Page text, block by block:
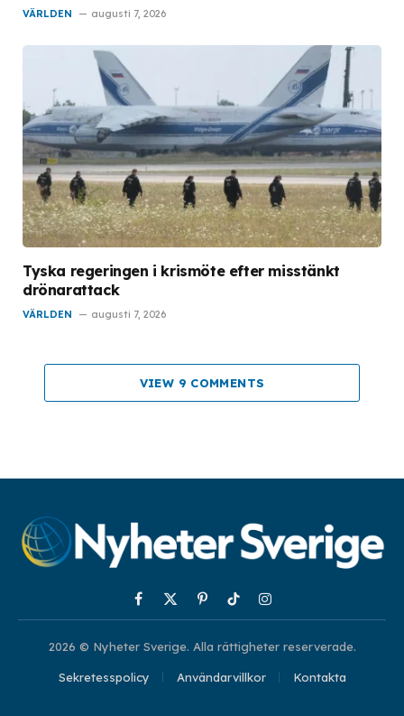
VÄRLDEN augusti 7, 2026
Tyska regeringen i krismöte efter misstänkt
drönarattack
VÄRLDEN augusti 7, 2026
VIEW 9 COMMENTS
Facebook
X
(Twitter)
PinterestTikTokInstagram
2026 © Nyheter Sverige. Alla rättigheter reserverade.
Sekretesspolicy Användarvillkor Kontakta